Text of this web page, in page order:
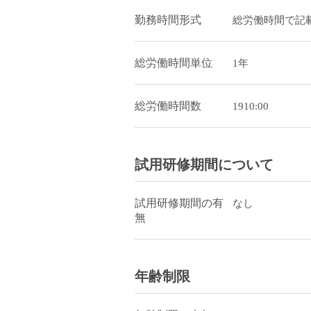
勤務時間形式 総労働時間で記
総労働時間単位 1年
総労働時間数 1910:00
試用研修期間について
試用研修期間の有
無
なし
年齢制限